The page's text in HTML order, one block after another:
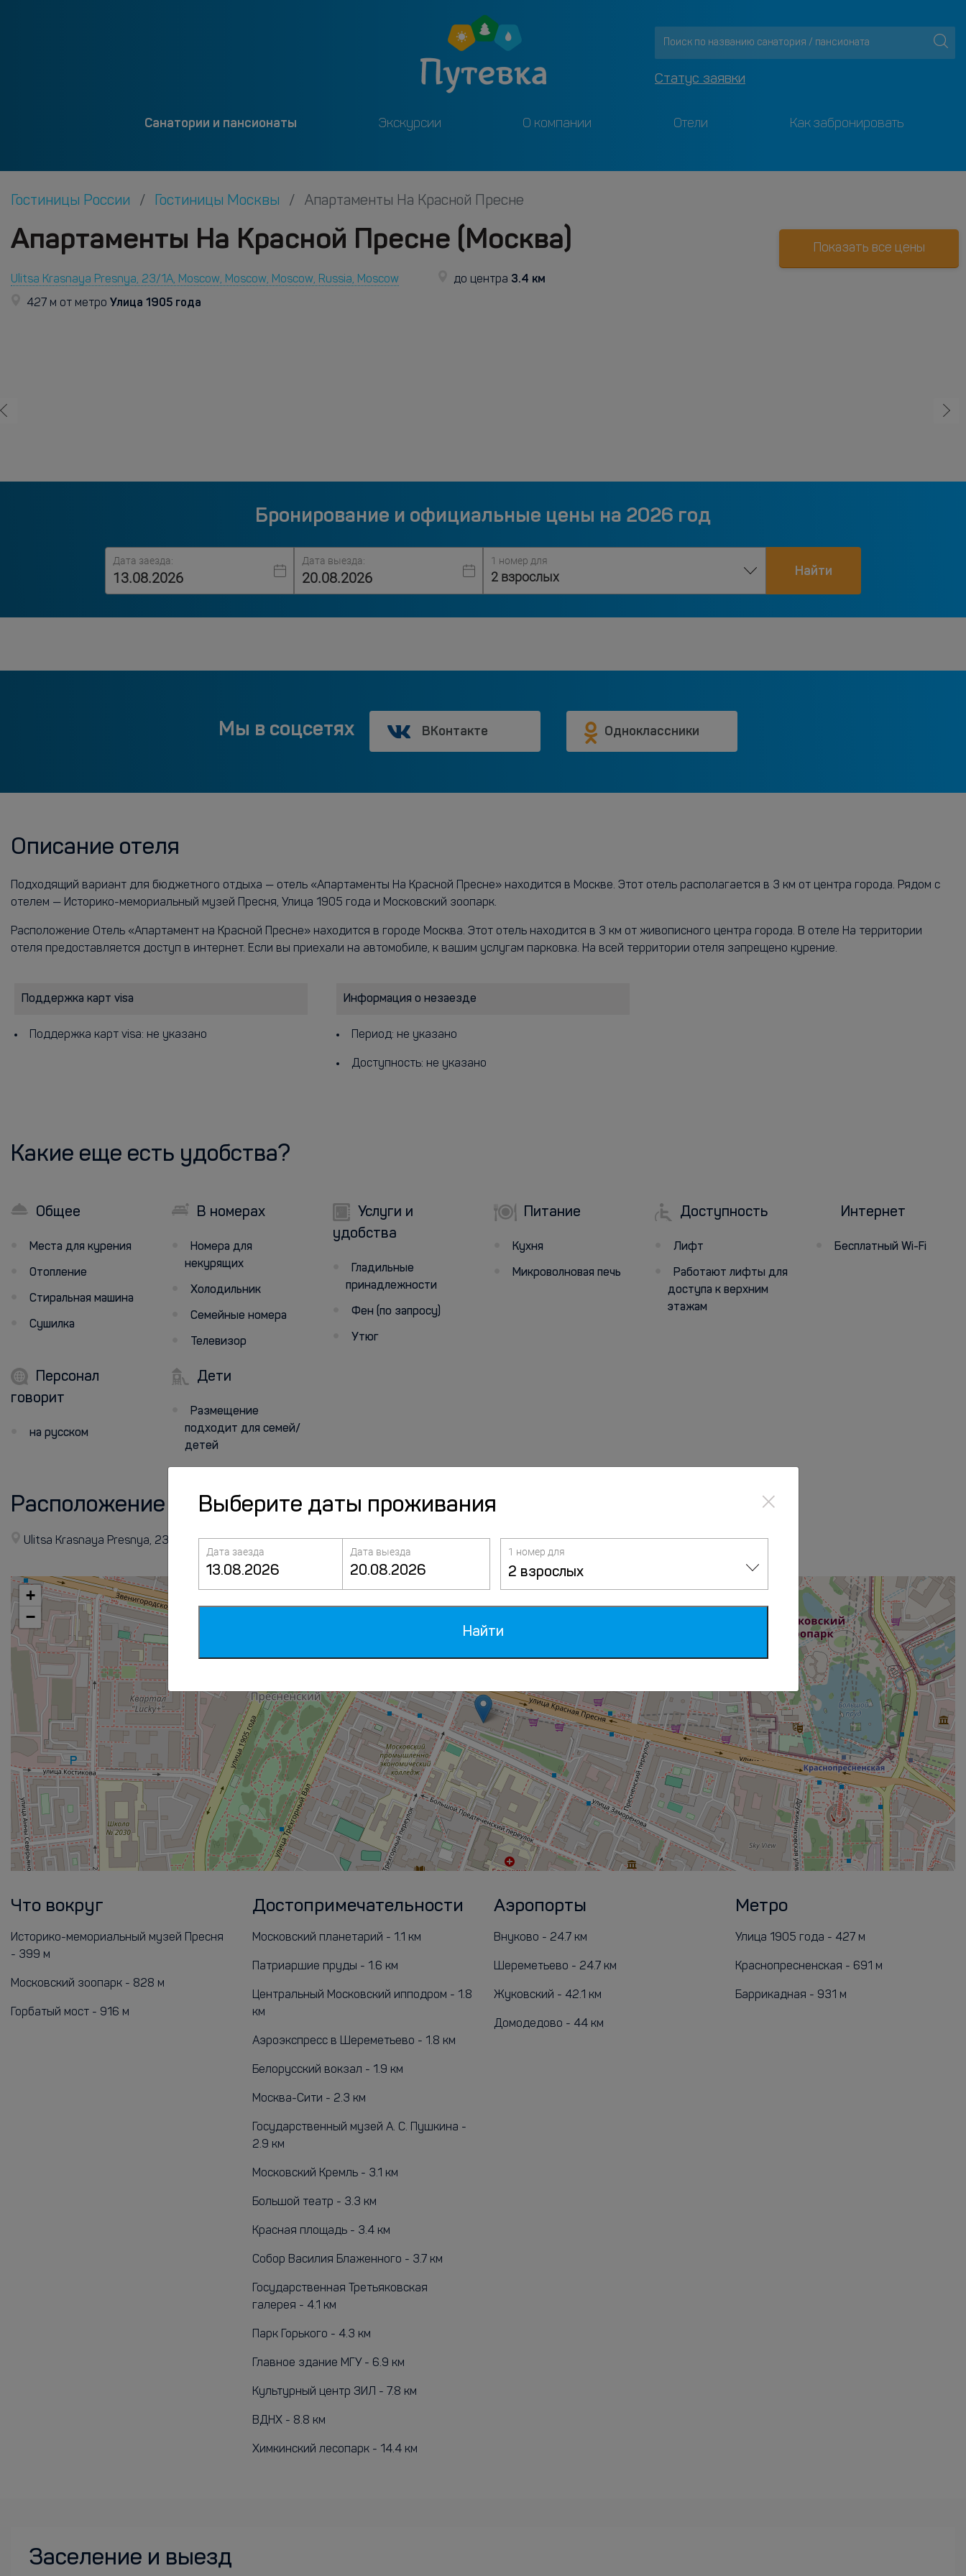
Статус заявки
Санатории и пансионаты Экскурсии О компании Отели Как забронировать
Гостиницы России Гостиницы Москвы Апартаменты На Красной Пресне
Апартаменты На Красной Пресне (Москва)
Ulitsa Krasnaya Presnya, 23/1A, Moscow, Moscow, Moscow, Russia, Moscow до центра 3.4 км
427 м от метро Улица 1905 года
Показать все цены
Бронирование и официальные цены на 2026 год
Дата заезда: Дата выезда: 1 номер для
2 взрослых Найти
Мы в соцсетях ВКонтакте Одноклассники
Описание отеля
Подходящий вариант для бюджетного отдыха — отель «Апартаменты На Красной Пресне» находится в Москве. Этот отель располагается в 3 км от центра города. Рядом с
отелем — Историко-мемориальный музей Пресня, Улица 1905 года и Московский зоопарк.
Расположение Отель «Апартамент на Красной Пресне» находится в городе Москва. Этот отель находится в 3 км от живописного центра города. В отеле На территории
отеля предоставляется доступ в интернет. Если вы приехали на автомобиле, к вашим услугам парковка. На всей территории отеля запрещено курение.
Поддержка карт visa
Поддержка карт visa: не указано
Информация о незаезде
Период: не указано
Доступность: не указано
Какие еще есть удобства?
Общее
Места для курения
Отопление
Стиральная машина
Сушилка
В номерах
Номера для
некурящих
Холодильник
Семейные номера
Телевизор
Услуги и
удобства
Гладильные
принадлежности
Фен (по запросу)
Утюг
Питание
Кухня
Микроволновая печь
Доступность
Лифт
Работают лифты для
доступа к верхним
этажам
Интернет
Бесплатный Wi-Fi
Персонал
говорит
на русском
Дети
Размещение
подходит для семей/
детей
Расположение
Ulitsa Krasnaya Presnya, 23/1A, Moscow, Moscow, Moscow, Russia, Moscow
+
−
Что вокруг
Историко-мемориальный музей Пресня
- 399 м
Московский зоопарк - 828 м
Горбатый мост - 916 м
Достопримечательности
Московский планетарий - 1.1 км
Патриаршие пруды - 1.6 км
Центральный Московский ипподром - 1.8
км
Аэроэкспресс в Шереметьево - 1.8 км
Белорусский вокзал - 1.9 км
Москва-Сити - 2.3 км
Государственный музей А. С. Пушкина -
2.9 км
Московский Кремль - 3.1 км
Большой театр - 3.3 км
Красная площадь - 3.4 км
Собор Василия Блаженного - 3.7 км
Государственная Третьяковская
галерея - 4.1 км
Парк Горького - 4.3 км
Главное здание МГУ - 6.9 км
Культурный центр ЗИЛ - 7.8 км
ВДНХ - 8.8 км
Химкинский лесопарк - 14.4 км
Аэропорты
Внуково - 24.7 км
Шереметьево - 24.7 км
Жуковский - 42.1 км
Домодедово - 44 км
Метро
Улица 1905 года - 427 м
Краснопресненская - 691 м
Баррикадная - 931 м
Заселение и выезд
Выберите даты проживания ×
Дата заезда Дата выезда 1 номер для
2 взрослых
Найти